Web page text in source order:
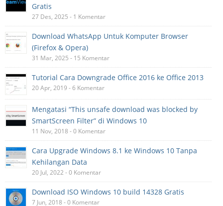
Gratis
27 Des, 2025 - 1 Komentar
Download WhatsApp Untuk Komputer Browser
(Firefox & Opera)
31 Mar, 2025 - 15 Komentar
Tutorial Cara Downgrade Office 2016 ke Office 2013
20 Apr, 2019 - 6 Komentar
Mengatasi “This unsafe download was blocked by
SmartScreen Filter” di Windows 10
11 Nov, 2018 - 0 Komentar
Cara Upgrade Windows 8.1 ke Windows 10 Tanpa
Kehilangan Data
20 Jul, 2022 - 0 Komentar
Download ISO Windows 10 build 14328 Gratis
7 Jun, 2018 - 0 Komentar